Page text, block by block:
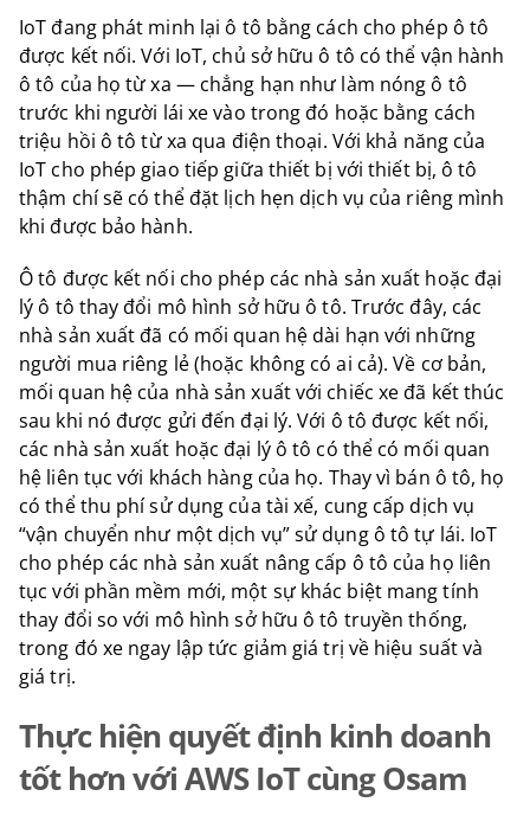
IoT đang phát minh lại ô tô bằng cách cho phép ô tô
được kết nối. Với IoT, chủ sở hữu ô tô có thể vận hành
ô tô của họ từ xa — chẳng hạn như làm nóng ô tô
trước khi người lái xe vào trong đó hoặc bằng cách
triệu hồi ô tô từ xa qua điện thoại. Với khả năng của
IoT cho phép giao tiếp giữa thiết bị với thiết bị, ô tô
thậm chí sẽ có thể đặt lịch hẹn dịch vụ của riêng mình
khi được bảo hành.
Ô tô được kết nối cho phép các nhà sản xuất hoặc đại
lý ô tô thay đổi mô hình sở hữu ô tô. Trước đây, các
nhà sản xuất đã có mối quan hệ dài hạn với những
người mua riêng lẻ (hoặc không có ai cả). Về cơ bản,
mối quan hệ của nhà sản xuất với chiếc xe đã kết thúc
sau khi nó được gửi đến đại lý. Với ô tô được kết nối,
các nhà sản xuất hoặc đại lý ô tô có thể có mối quan
hệ liên tục với khách hàng của họ. Thay vì bán ô tô, họ
có thể thu phí sử dụng của tài xế, cung cấp dịch vụ
“vận chuyển như một dịch vụ” sử dụng ô tô tự lái. IoT
cho phép các nhà sản xuất nâng cấp ô tô của họ liên
tục với phần mềm mới, một sự khác biệt mang tính
thay đổi so với mô hình sở hữu ô tô truyền thống,
trong đó xe ngay lập tức giảm giá trị về hiệu suất và
giá trị.
Thực hiện quyết định kinh doanh
tốt hơn với AWS IoT cùng Osam